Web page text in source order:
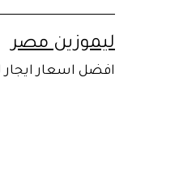
ليموزين مصر
افضل اسعار ايجار